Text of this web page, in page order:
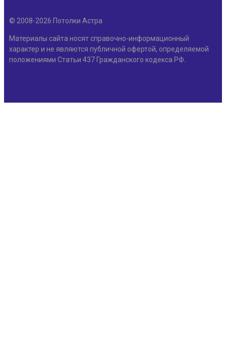
© 2008-2026 Потолки Астра
Материалы сайта носят справочно-информационный
характер и не являются публичной офертой, определяемой
положениями Статьи 437 Гражданского кодекса РФ.